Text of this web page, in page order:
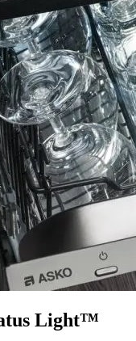
Light™